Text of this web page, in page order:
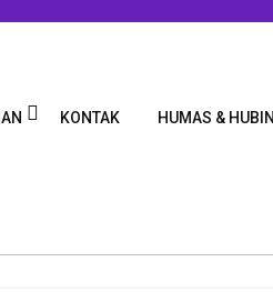
KONTAK HUMAS & HUBIN